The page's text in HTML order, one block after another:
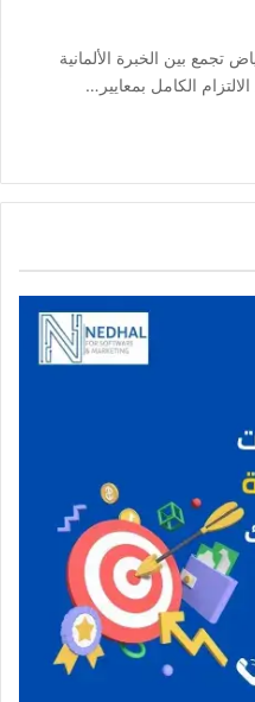
بين الخبرة الألمانية
الكامل بمعايير…